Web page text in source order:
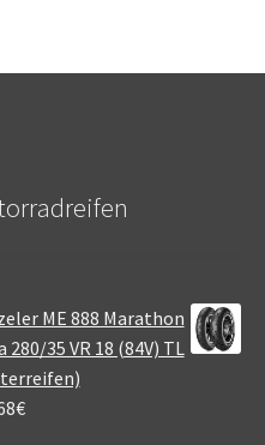
ME 888 Marathon
280/35 VR 18 (84V) TL
€